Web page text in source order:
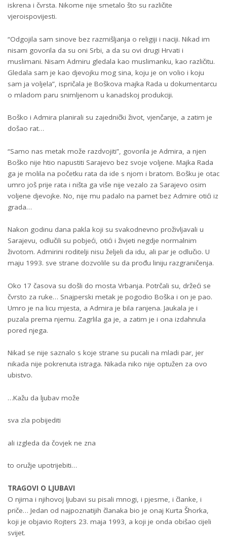
iskrena i čvrsta. Nikome nije smetalo što su različite
vjeroispovijesti.
“Odgojila sam sinove bez razmišljanja o religiji i naciji. Nikad im
nisam govorila da su oni Srbi, a da su ovi drugi Hrvati i
muslimani. Nisam Admiru gledala kao muslimanku, kao različitu.
Gledala sam je kao djevojku mog sina, koju je on volio i koju
sam ja voljela”, ispričala je Boškova majka Rada u dokumentarcu
o mladom paru snimljenom u kanadskoj produkciji.
Boško i Admira planirali su zajednički život, vjenčanje, a zatim je
došao rat…
“Samo nas metak može razdvojiti”, govorila je Admira, a njen
Boško nije htio napustiti Sarajevo bez svoje voljene. Majka Rada
ga je molila na početku rata da ide s njom i bratom. Bošku je otac
umro još prije rata i ništa ga više nije vezalo za Sarajevo osim
voljene djevojke. No, nije mu padalo na pamet bez Admire otići iz
grada…
Nakon godinu dana pakla koji su svakodnevno proživljavali u
Sarajevu, odlučili su pobjeći, otići i živjeti negdje normalnim
životom. Admirini roditelji nisu željeli da idu, ali par je odlučio. U
maju 1993. sve strane dozvolile su da prođu liniju razgraničenja.
Oko 17 časova su došli do mosta Vrbanja. Potrčali su, držeći se
čvrsto za ruke… Snajperski metak je pogodio Boška i on je pao.
Umro je na licu mjesta, a Admira je bila ranjena. Jaukala je i
puzala prema njemu. Zagrlila ga je, a zatim je i ona izdahnula
pored njega.
Nikad se nije saznalo s koje strane su pucali na mladi par, jer
nikada nije pokrenuta istraga. Nikada niko nije optužen za ovo
ubistvo.
…Kažu da ljubav može
sva zla pobijediti
ali izgleda da čovjek ne zna
to oružje upotrijebiti…
TRAGOVI O LJUBAVI
O njima i njihovoj ljubavi su pisali mnogi, i pjesme, i članke, i
priče… Jedan od najpoznatijih članaka bio je onaj Kurta Šhorka,
koji je objavio Rojters 23. maja 1993, a koji je onda obišao cijeli
svijet.